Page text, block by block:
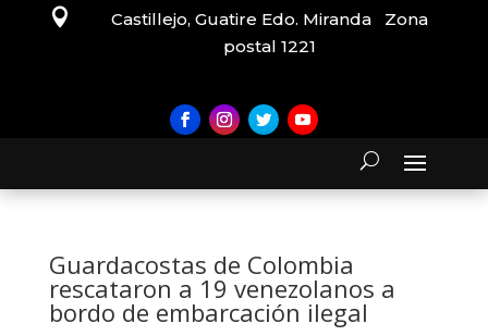

Castillejo, Guatire Edo. Miranda Zona
postal 1221
Guardacostas de Colombia
rescataron a 19 venezolanos a
bordo de embarcación ilegal